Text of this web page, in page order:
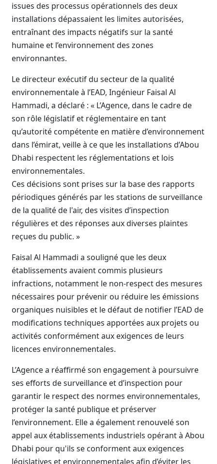
issues des processus opérationnels des deux
installations dépassaient les limites autorisées,
entraînant des impacts négatifs sur la santé
humaine et l’environnement des zones
environnantes.
Le directeur exécutif du secteur de la qualité
environnementale à l’EAD, Ingénieur Faisal Al
Hammadi, a déclaré : « L’Agence, dans le cadre de
son rôle législatif et réglementaire en tant
qu’autorité compétente en matière d’environnement
dans l’émirat, veille à ce que les installations d’Abou
Dhabi respectent les réglementations et lois
environnementales.
Ces décisions sont prises sur la base des rapports
périodiques générés par les stations de surveillance
de la qualité de l'air, des visites d’inspection
régulières et des réponses aux diverses plaintes
reçues du public. »
Faisal Al Hammadi a souligné que les deux
établissements avaient commis plusieurs
infractions, notamment le non-respect des mesures
nécessaires pour prévenir ou réduire les émissions
organiques nuisibles et le défaut de notifier l’EAD de
modifications techniques apportées aux projets ou
activités conformément aux exigences de leurs
licences environnementales.
L’Agence a réaffirmé son engagement à poursuivre
ses efforts de surveillance et d’inspection pour
garantir le respect des normes environnementales,
protéger la santé publique et préserver
l’environnement. Elle a également renouvelé son
appel aux établissements industriels opérant à Abou
Dhabi pour qu'ils se conforment aux exigences
législatives et environnementales afin d’éviter les